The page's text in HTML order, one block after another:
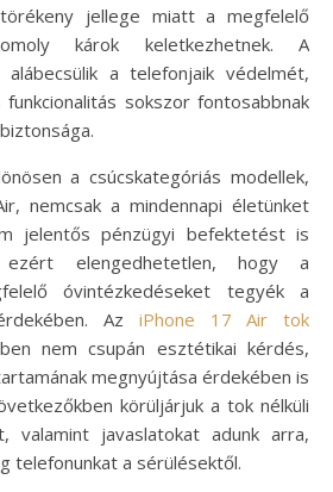
jellege miatt a megfelelő
károk keletkezhetnek. A
alábecsülik a telefonjaik védelmét,
sokszor fontosabbnak
a csúcskategóriás modellek,
nemcsak a mindennapi életünket
jelentős pénzügyi befektetést is
ezért elengedhetetlen, hogy a
óvintézkedéseket tegyék a
Az iPhone 17 Air tok
nem csupán esztétikai kérdés,
megnyújtása érdekében is
körüljárjuk a tok nélküli
valamint javaslatokat adunk arra,
telefonunkat a sérülésektől.